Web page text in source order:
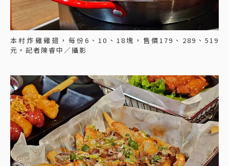
本村炸雞雞翅，每份6、10、18塊，售價179、289、519
元。記者陳睿中／攝影